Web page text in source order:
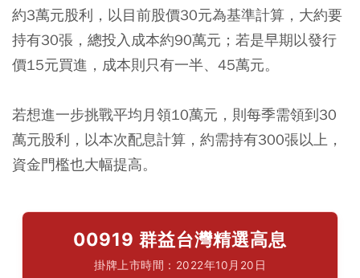
約3萬元股利，以目前股價30元為基準計算，大約要
持有30張，總投入成本約90萬元；若是早期以發行
價15元買進，成本則只有一半、45萬元。
若想進一步挑戰平均月領10萬元，則每季需領到30
萬元股利，以本次配息計算，約需持有300張以上，
資金門檻也大幅提高。
00919 群益台灣精選高息
掛牌上市時間：2022年10月20日